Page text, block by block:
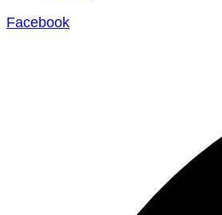
Facebook